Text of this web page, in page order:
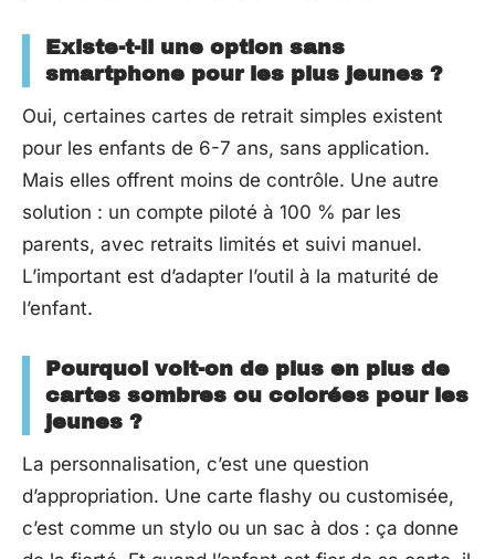
Existe-t-il une option sans
smartphone pour les plus jeunes ?
Oui, certaines cartes de retrait simples existent
pour les enfants de 6-7 ans, sans application.
Mais elles offrent moins de contrôle. Une autre
solution : un compte piloté à 100 % par les
parents, avec retraits limités et suivi manuel.
L’important est d’adapter l’outil à la maturité de
l’enfant.
Pourquoi voit-on de plus en plus de
cartes sombres ou colorées pour les
jeunes ?
La personnalisation, c’est une question
d’appropriation. Une carte flashy ou customisée,
c’est comme un stylo ou un sac à dos : ça donne